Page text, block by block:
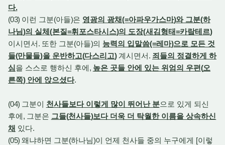
다.
(03) 이런 그분(아들)은 영광의 광채(=아파우가스마)와 그분(하
나님)의 실체(본질=휘포스타시스)의 도장(새김형태=카랔테르)
이시면서. 또한 그분(아들)의 능력의 입말씀(=레마)으로 모든 것
들(만물들)을 운반하고(다스리고)계시면서. 죄들의 정결하게 하
심을 스스로 행하신 후에, 높은 곳들 안에 있는 위엄의 우편(오
른쪽) 안에 앉으셨다.
(04) 그분이 천사들보다 이렇게 많이 뛰어난 분으로 있게 되신
후에, 그분은 그들(천사들)보다 더욱 더 탁월한 이름을 상속하신
채 있다.
(05) 왜냐하면 그분(하나님)이 언제 천사들 중의 누구에게 [이렇